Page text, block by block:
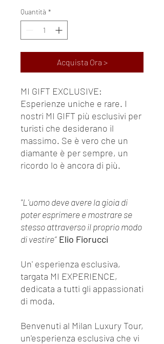
Quantità *
Acquista Ora >
MI GIFT EXCLUSIVE:
Esperienze uniche e rare. I
nostri MI GIFT più esclusivi per
turisti che desiderano il
massimo. Se è vero che un
diamante è per sempre, un
ricordo lo è ancora di più.
"L'uomo deve avere la gioia di
poter esprimere e mostrare se
stesso attraverso il proprio modo
di vestire” Elio Fiorucci
Un' esperienza esclusiva,
targata MI EXPERIENCE,
dedicata a tutti gli appassionati
di moda.
Benvenuti al Milan Luxury Tour,
un'esperienza esclusiva che vi